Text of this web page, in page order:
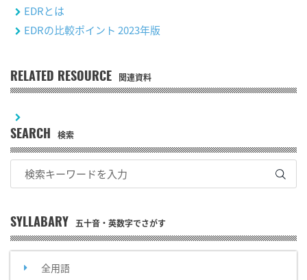
SEARCH 検索
SYLLABARY 五十音・英数字でさがす
全用語
EDRとは
EDRの比較ポイント 2023年版
RELATED RESOURCE 関連資料